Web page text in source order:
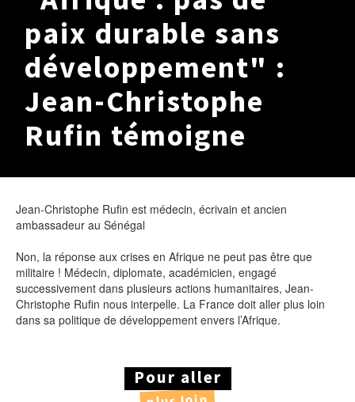
SOLIDAIRES
BESOIN
DE VOUS
Je signe
Je relaie
Je deviens bénévole
OBJECTIF
paix durable sans
développement" :
Jean-Christophe
Rufin témoigne
Jean-Christophe Rufin est médecin, écrivain et ancien
ambassadeur au Sénégal
Non, la réponse aux crises en Afrique ne peut pas être que
militaire ! Médecin, diplomate, académicien, engagé
successivement dans plusieurs actions humanitaires, Jean-
Christophe Rufin nous interpelle. La France doit aller plus loin
dans sa politique de développement envers l’Afrique.
Pour aller